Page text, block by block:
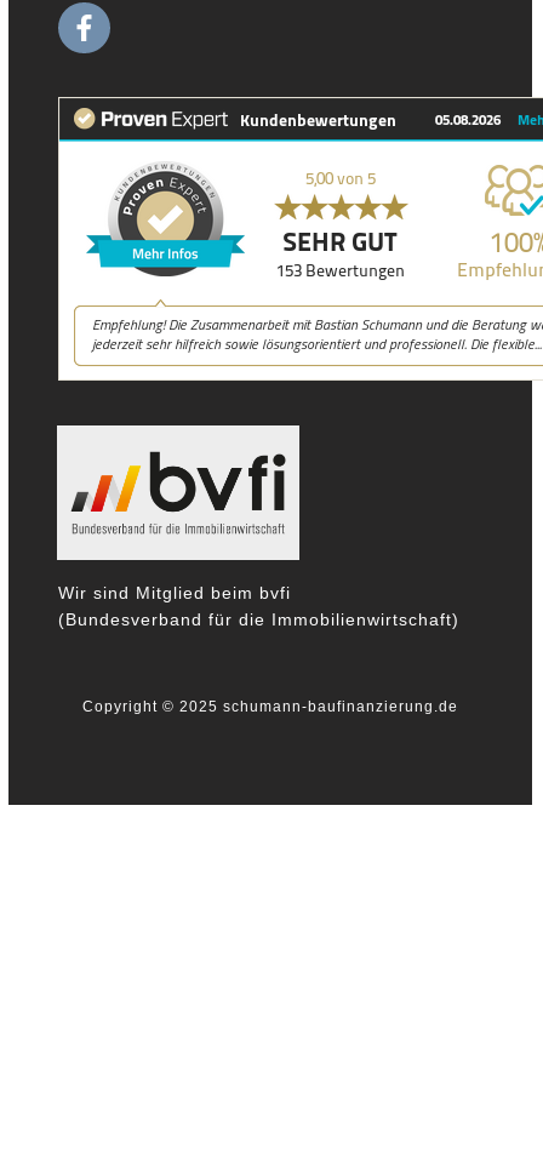
Wir sind Mitglied beim bvfi
(Bundesverband für die Immobilienwirtschaft)
Copyright © 2025 schumann-baufinanzierung.de